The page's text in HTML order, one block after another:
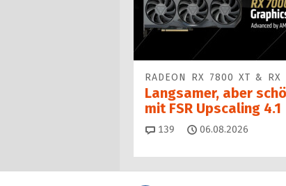
RADEON RX 7800 XT & RX
Langsamer, aber
mit FSR Upscaling 4.1
139 Kommentare
06.08.2026